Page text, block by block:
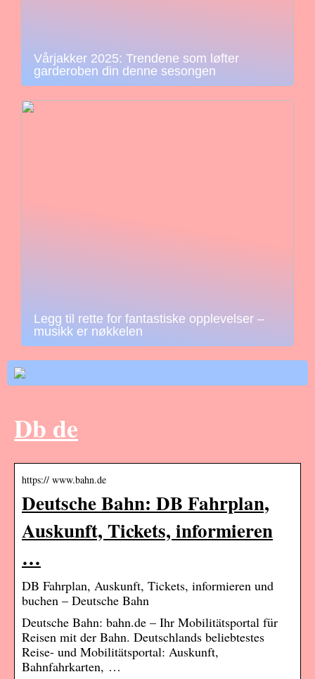
Vårjakker 2025: Trendene som løfter
garderoben din denne sesongen
Legg til rette for fantastiske opplevelser –
musikk er nøkkelen
Db de
https:// www.bahn.de
Deutsche Bahn: DB Fahrplan,
Auskunft, Tickets, informieren
…
DB Fahrplan, Auskunft, Tickets, informieren und
buchen – Deutsche Bahn
Deutsche Bahn: bahn.de – Ihr Mobilitätsportal für
Reisen mit der Bahn. Deutschlands beliebtestes
Reise- und Mobilitätsportal: Auskunft,
Bahnfahrkarten, …